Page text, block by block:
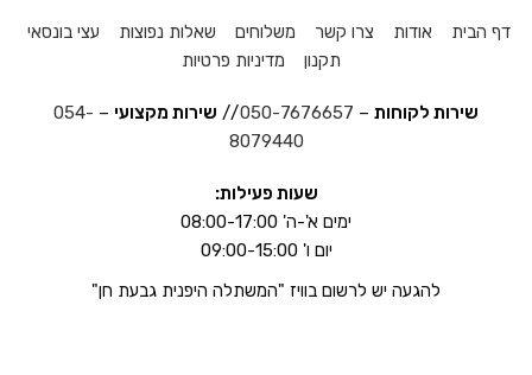
דף הבית אודות צרו קשר משלוחים שאלות נפוצות
עצי בונסאי
תקנון
מדיניות פרטיות
שירות לקוחות –
050-7676657
// שירות מקצועי –
054-
8079440
שעות פעילות:
ימים א'-ה' 08:00-17:00
יום ו' 09:00-15:00
להגעה יש לרשום בוויז "המשתלה היפנית גבעת חן"